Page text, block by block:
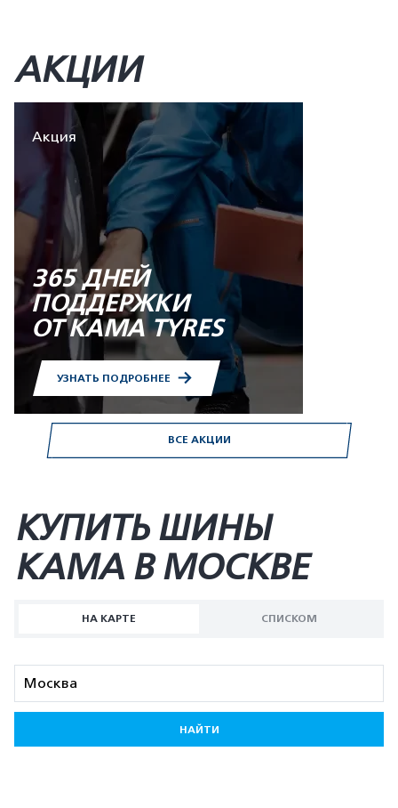
ВСЕ АКЦИИ
АКЦИИ
Акция
365 ДНЕЙ
ПОДДЕРЖКИ
ОТ KAMA TYRES
УЗНАТЬ ПОДРОБНЕЕ
КУПИТЬ ШИНЫ
KAMA В МОСКВЕ
НА КАРТЕ СПИСКОМ
НАЙТИ